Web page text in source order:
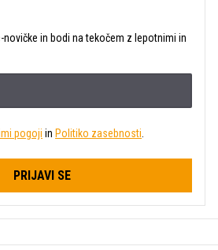
novičke in bodi na tekočem z lepotnimi in
pogoji in Politiko zasebnosti
PRIJAVI SE